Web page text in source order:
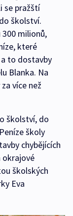
se pražští
školství.
milionů,
které
to dostavby
Blanka. Na
více než
školství, do
školy
chybějících
okrajové
školských
Eva